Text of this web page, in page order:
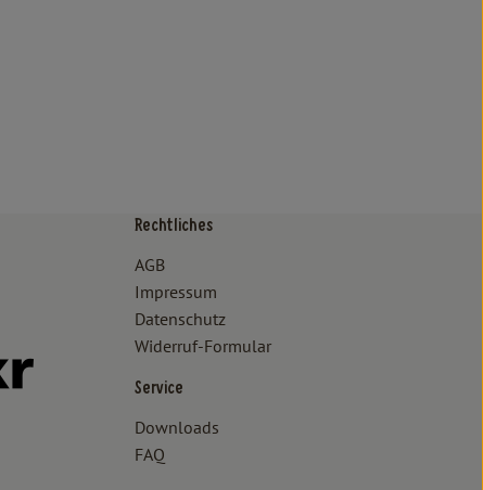
verbraucher
www.oekokiste.de/
lammertzhof/
www.instagram.com/lammertzhof/
https://www.youtube.com/channel/
Externer Link zu https://www.flickr.com/photos/
Rechtliches
AGB
Impressum
Datenschutz
Widerruf-Formular
Service
Downloads
FAQ